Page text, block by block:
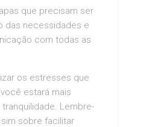
que precisam ser
das necessidades e
com todas as
os estresses que
estará mais
Lembre-
sobre facilitar